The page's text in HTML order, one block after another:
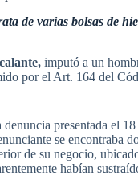
de varias bolsas de
imputó a un
por el Art. 164 del
presentada el
se encontraba
de su negocio,
habían